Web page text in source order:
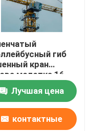
гиб
кран
молотка 16
Лучшая цена
контактные